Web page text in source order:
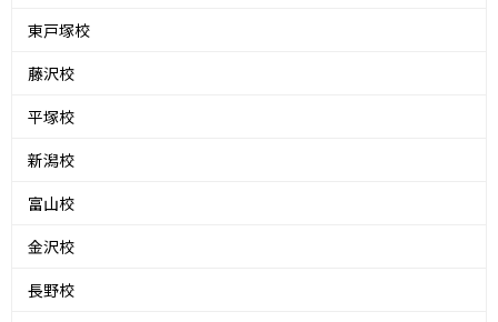
東戸塚校
藤沢校
平塚校
新潟校
富山校
金沢校
長野校